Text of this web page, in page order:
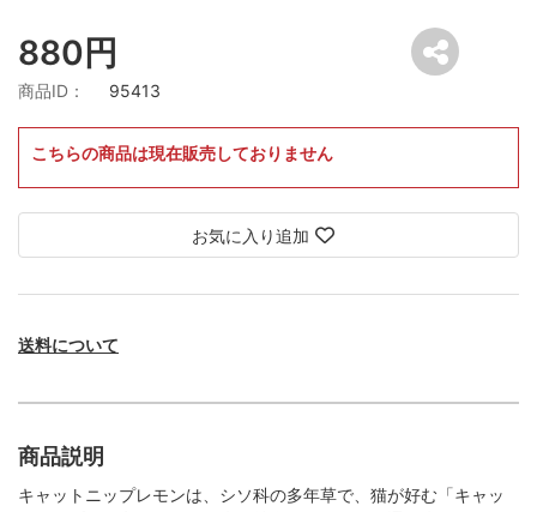
880円
商品ID： 95413
こちらの商品は現在販売しておりません
お気に入り追加
送料について
商品説明
キャットニップレモンは、シソ科の多年草で、猫が好む「キャッ